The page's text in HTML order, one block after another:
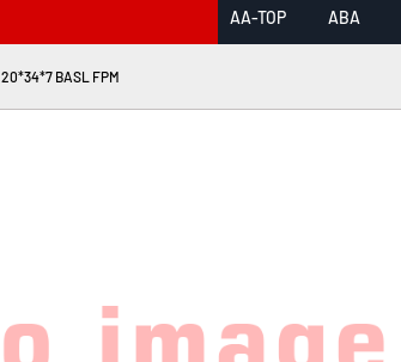
AA-TOP ABA
20*34*7 BASL FPM